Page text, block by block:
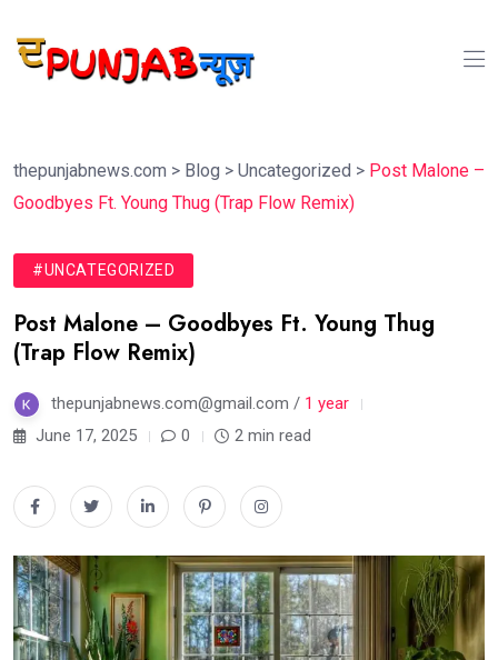
thepunjabnews.com > Blog > Uncategorized > Post Malone –
Goodbyes Ft. Young Thug (Trap Flow Remix)
#UNCATEGORIZED
Post Malone – Goodbyes Ft. Young Thug
(Trap Flow Remix)
thepunjabnews.com@gmail.com / 1 year
June 17, 2025
0 2 min read